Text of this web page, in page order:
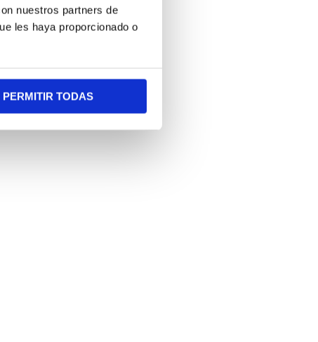
nuestros partners de
les haya proporcionado o
PERMITIR TODAS